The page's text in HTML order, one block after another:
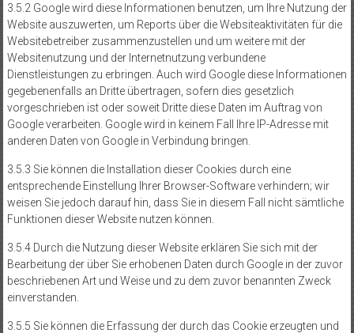
3.5.2 Google wird diese Informationen benutzen, um Ihre Nutzung der
Website auszuwerten, um Reports über die Websiteaktivitäten für die
Websitebetreiber zusammenzustellen und um weitere mit der
Websitenutzung und der Internetnutzung verbundene
Dienstleistungen zu erbringen. Auch wird Google diese Informationen
gegebenenfalls an Dritte übertragen, sofern dies gesetzlich
vorgeschrieben ist oder soweit Dritte diese Daten im Auftrag von
Google verarbeiten. Google wird in keinem Fall Ihre IP-Adresse mit
anderen Daten von Google in Verbindung bringen.
3.5.3 Sie können die Installation dieser Cookies durch eine
entsprechende Einstellung Ihrer Browser-Software verhindern; wir
weisen Sie jedoch darauf hin, dass Sie in diesem Fall nicht sämtliche
Funktionen dieser Website nutzen können.
3.5.4 Durch die Nutzung dieser Website erklären Sie sich mit der
Bearbeitung der über Sie erhobenen Daten durch Google in der zuvor
beschriebenen Art und Weise und zu dem zuvor benannten Zweck
einverstanden.
3.5.5 Sie können die Erfassung der durch das Cookie erzeugten und